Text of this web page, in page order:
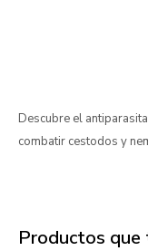
Descubre el
combatir cestodos y
Productos que